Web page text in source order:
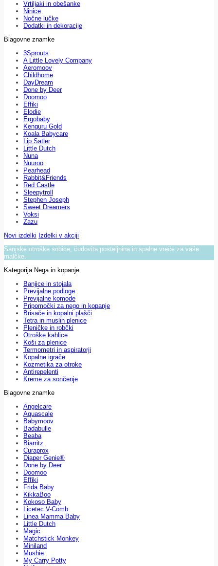
Vrtiljaki in obešanke
Ninice
Nočne lučke
Dodatki in dekoracije
Blagovne znamke
3Sprouts
A Little Lovely Company
Aeromoov
Childhome
DayDream
Done by Deer
Doomoo
Effiki
Elodie
Ergobaby
Kenguru Gold
Koala Babycare
Lip Satler
Little Dutch
Nuna
Nuuroo
Pearhead
Rabbit&Friends
Red Castle
Sleepytroll
Stephen Joseph
Sweet Dreamers
Voksi
Zazu
Novi izdelki Izdelki v akciji
Sanjske otroške sobice, čudovita posteljnina in spalne vreče za vaše
malčke.
Kategorija Nega in kopanje
Banjice in stojala
Previjalne podloge
Previjalne komode
Pripomočki za nego in kopanje
Brisače in kopalni plašči
Tetra in muslin plenice
Pleničke in robčki
Otroške kahlice
Koši za plenice
Termometri in aspiratorji
Kopalne igrače
Kozmetika za otroke
Antirepelenti
Kreme za sončenje
Blagovne znamke
Angelcare
Aquascale
Babymoov
Badabulle
Beaba
Biarritz
Curaprox
Diaper Genie®
Done by Deer
Doomoo
Effiki
Frida Baby
KikkaBoo
Kokoso Baby
Licetec V-Comb
Linea Mamma Baby
Little Dutch
Magic
Matchstick Monkey
Miniland
Mushie
My Carry Potty